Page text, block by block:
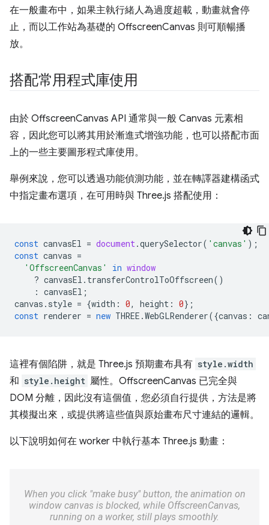
在一般畫布中，如果主執行緒人為過度超載，動畫就會停
止，而以工作站為基礎的 OffscreenCanvas 則可順暢播
放。
搭配常用程式庫使用
由於 OffscreenCanvas API 通常與一般 Canvas 元素相
容，因此您可以將其用於漸進式增強功能，也可以搭配市面
上的一些主要圖形程式庫使用。
舉例來說，您可以透過功能偵測功能，並在轉譯器建構函式
中指定畫布選項，在可用時與 Three.js 搭配使用：
const canvasEl = document.querySelector( 'canvas' );
const canvas =
'OffscreenCanvas'
in window
? canvasEl . transferControlToOffscreen()
: canvasEl ;
canvas . style = {width : 0, height : 0};
const renderer = new THREE .WebGLRenderer({canvas :
這裡有個陷阱，就是 Three.js 預期畫布具有 style.width
和 style.height 屬性。OffscreenCanvas 已完全與
DOM 分離，因此沒有這個值，您必須自行提供，方法是將
其模擬出來，或提供將這些值與原始畫布尺寸連結的邏輯。
以下說明如何在 worker 中執行基本 Three.js 動畫：